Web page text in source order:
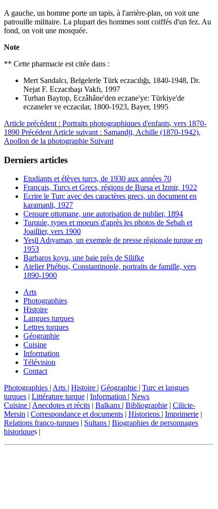
A gauche, un homme porte un tapis, à l'arrière-plan, on voit une
patrouille militaire. La plupart des hommes sont coiffés d'un fez. Au
fond, on voit une mosquée.
Note
** Cette pharmacie est citée dans :
Mert Sandalcı, Belgelerle Türk eczacılığı, 1840-1948, Dr.
Nejat F. Eczacıbaşı Vakfı, 1997
Turhan Baytop, Eczâhâne'den eczane'ye: Türkiye'de
eczaneler ve eczacılar, 1800-1923, Bayer, 1995
Article précédent : Portraits photographiques d'enfants, vers 1870-
1890 Précédent Article suivant : Samandji, Achille (1870-1942),
Apollon de la photographie Suivant
Derniers articles
Etudiants et élèves turcs, de 1930 aux années 70
Français, Turcs et Grecs, régions de Bursa et Izmir, 1922
Ecrire le Turc avec des caractères grecs, un document en
karamanli, 1927
Censure ottomane, une autorisation de publier, 1894
Turquie, types et moeurs d'après les photos de Sebah et
Joaillier, vers 1900
Yeşil Adıyaman, un exemple de presse régionale turque en
1953
Barbaros koyu, une baie près de Silifke
Atelier Phébus, Constantinople, portraits de famille, vers
1890-1900
Arts
Photographies
Histoire
Langues turques
Lettres turques
Géographie
Cuisine
Information
Télévision
Contact
Photographies | Arts | Histoire | Géographie | Turc et langues
turques | Littérature turque | Information | News
Cuisine | Anecdotes et récits | Balkans | Bibliographie | Cilicie-
Mersin | Correspondance et documents | Historiens | Imprimerie |
Relations franco-turques | Sultans | Biographies de personnages
historiques |